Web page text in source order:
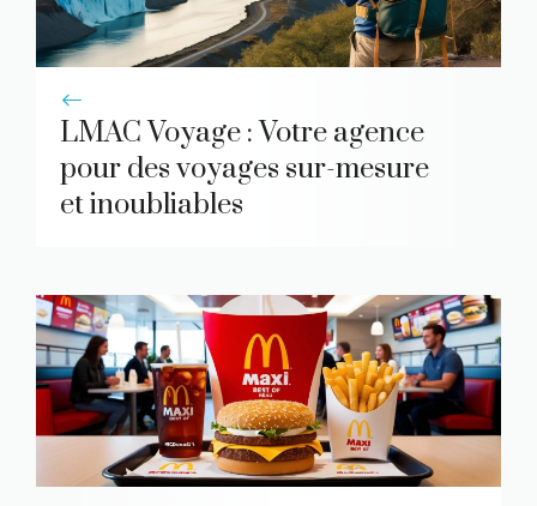
LMAC Voyage : Votre agence
pour des voyages sur-mesure
et inoubliables